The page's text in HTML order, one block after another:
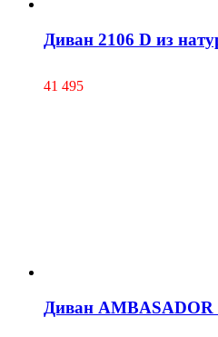
Диван 2106 D из
41 495
Диван AMBASADOR